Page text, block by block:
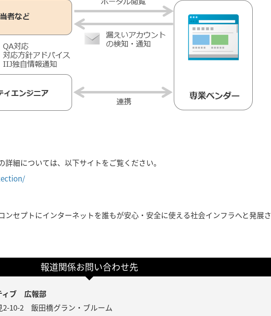
細については、以下サイトをご覧ください。
セプトにインターネットを誰もが安心・安全に使える社会インフラへと発展さ
報道関係お問い合わせ先
ィブ 広報部
10-2 飯田橋グラン・ブルーム